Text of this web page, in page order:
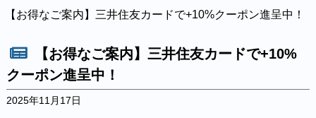
【お得なご案内】三井住友カードで+10%クーポン進呈中！
【お得なご案内】三井住友カードで+10%
クーポン進呈中！
2025年11月17日